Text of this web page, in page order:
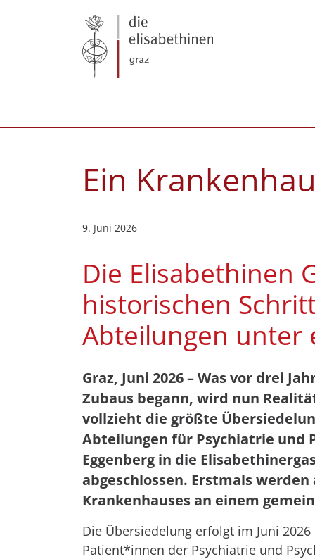
Ein
9. Juni 2026
Die Elisabethinen
historischen
Abteilungen unter
Graz, Juni 2026 – Was vor drei
Zubaus begann, wird nun
vollzieht die größte
Abteilungen für Psychiatrie und
Eggenberg in die
abgeschlossen. Erstmals
Krankenhauses an einem
Die Übersiedelung erfolgt im Juni
Patient*innen der Psychiatrie und